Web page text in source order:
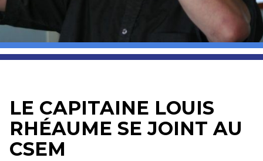
LE CAPITAINE LOUIS
RHÉAUME SE JOINT AU
CSEM